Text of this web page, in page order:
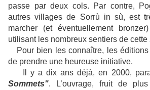
passe par deux cols. Par contre,
autres villages de Sorrù in sù, est
marcher (et éventuellement
utilisant les nombreux sentiers de cette
Pour bien les connaître, les éditions
de prendre une heureuse initiative.
Il y a dix ans déjà, en 2000,
Sommets". L’ouvrage, fruit de